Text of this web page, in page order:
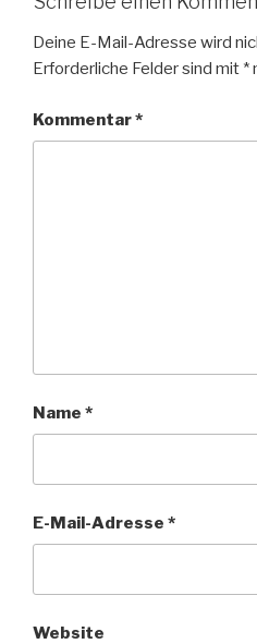
Deine E-Mail-Adresse wird
Erforderliche Felder sind mit *
Kommentar*
Name *
E-Mail-Adresse *
Website